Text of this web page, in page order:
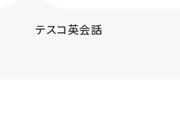
テスコ英会話